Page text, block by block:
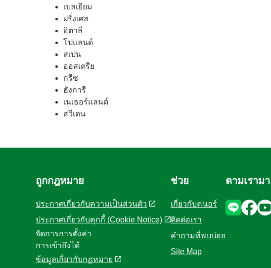
เบลเยียม
ฝรั่งเศส
อิตาลี
โปแลนด์
สเปน
ออสเตรีย
กรีซ
ฮังการี
เนเธอร์แลนด์
สวีเดน
ถูกกฎหมาย
ประกาศเกี่ยวกับความเป็นส่วนตัว
ประกาศเกี่ยวกับคุกกี้ (Cookie Notice)
จัดการการตั้งค่า
การเข้าถึงได้
ข้อมูลเกี่ยวกับกฏหมาย
ช่วย
เกี่ยวกับคนอร์
ติดต่อเรา
คำถามที่พบบ่อย
Site Map
ตามเรามา